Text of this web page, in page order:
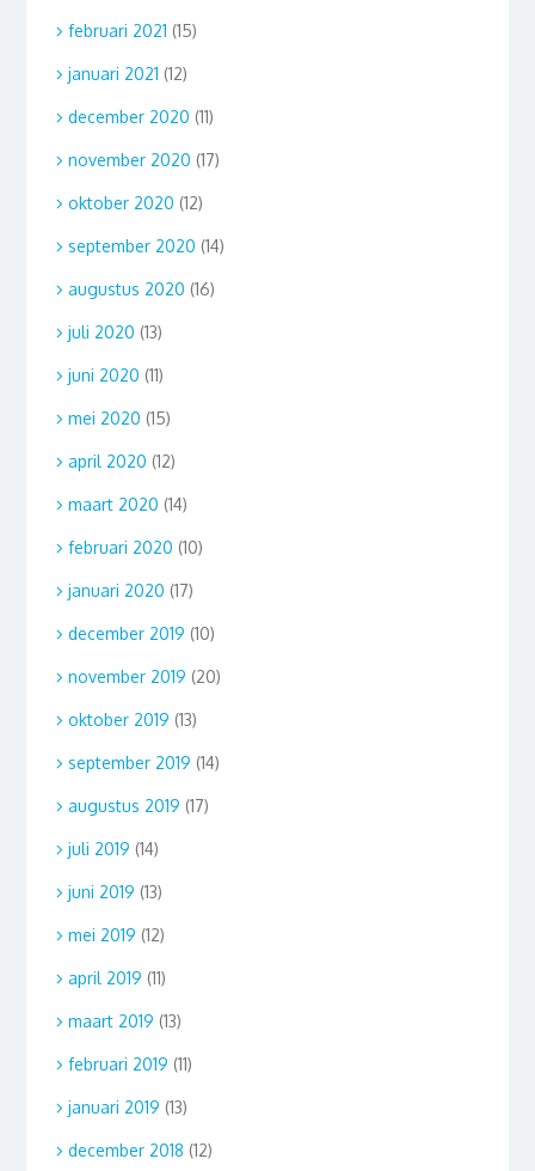
februari 2021 (15)
januari 2021 (12)
december 2020 (11)
november 2020 (17)
oktober 2020 (12)
september 2020 (14)
augustus 2020 (16)
juli 2020 (13)
juni 2020 (11)
mei 2020 (15)
april 2020 (12)
maart 2020 (14)
februari 2020 (10)
januari 2020 (17)
december 2019 (10)
november 2019 (20)
oktober 2019 (13)
september 2019 (14)
augustus 2019 (17)
juli 2019 (14)
juni 2019 (13)
mei 2019 (12)
april 2019 (11)
maart 2019 (13)
februari 2019 (11)
januari 2019 (13)
december 2018 (12)